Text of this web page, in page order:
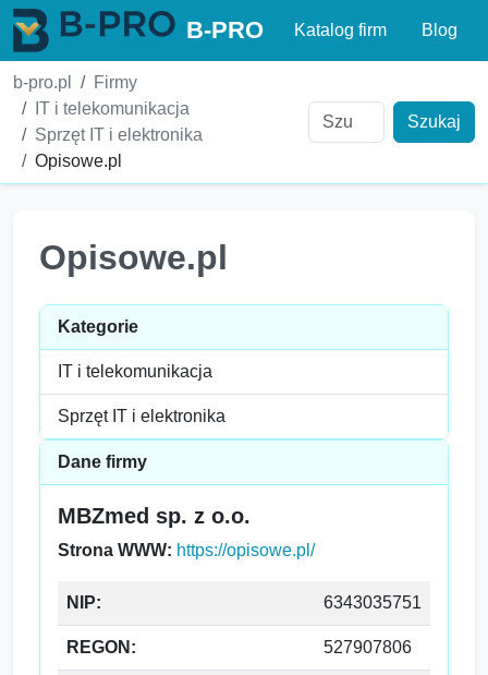
B-PRO Katalog firm Blog
b-pro.pl
Firmy
IT i telekomunikacja
Sprzęt IT i elektronika
Opisowe.pl
Szukaj
Opisowe.pl
Kategorie
IT i telekomunikacja
Sprzęt IT i elektronika
Dane firmy
MBZmed sp. z o.o.
Strona WWW: https://opisowe.pl/
NIP: 6343035751
REGON: 527907806